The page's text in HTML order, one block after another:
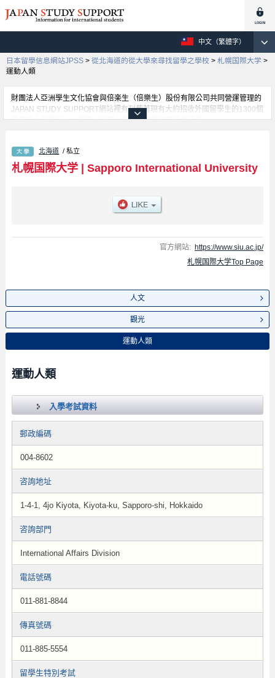
中文（繁體字）
日本留學信息網站JPSS > 從北海道的從大學來尋找留學之學校 > 札幌国際大学 >
運動人類
財團法人亞洲學生文化協會與倍楽生（倍樂生）股份有限公司共同營運管理的
JAPAN STUDY SUPPORT網站裡有刊載著現有大約招收外國留學生的1300個
學校的大學學部、大學院、短期大學、專門學校的招生訊息。
介紹、聯絡方式等對外國留學生是必要之訊息都刊載於此，請務必查閱及利用
此網站。
北海道 / 私立
札幌国際大学| Sapporo International University
官方網站: https://www.siu.ac.jp/
札幌国際大学Top Page
人文
觀光
運動人類
運動人類
入學考試資料
郵政編碼
004-8602
咨詢地址
1-4-1, 4jo Kiyota, Kiyota-ku, Sapporo-shi, Hokkaido
咨詢部門
International Affairs Division
電話號碼
011-881-8844
傳真號碼
011-885-5554
留學生特別考試